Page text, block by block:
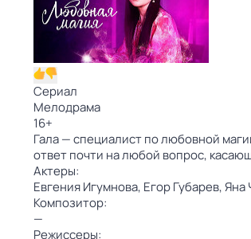
Сериал
Мелодрама
16+
Гала — специалист по любовной
ответ почти на любой вопрос,
Актеры:
Евгения Игумнова, Егор Губарев,Яна
Композитор:
—
Режиссеры: